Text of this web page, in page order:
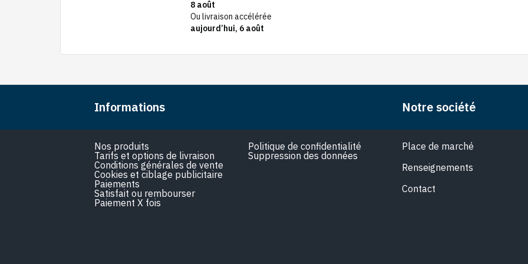
8 août
Ou livraison accélérée
aujourd’hui, 6 août
Informations Notre société
Nos produits
Tarifs et options de livraison
Conditions générales de vente
Cookies et ciblage publicitaire
Paiements
Satisfait ou rembourser
Paiement X fois
Politique de confidentialité
Suppression des données
Place de marché
Renseignements
Contact